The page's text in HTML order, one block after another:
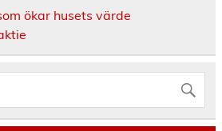
ökar husets värde